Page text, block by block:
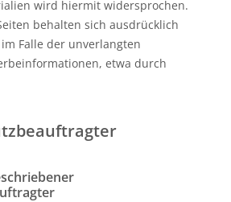
wird hiermit widersprochen.
behalten sich ausdrücklich
Falle der unverlangten
etwa durch